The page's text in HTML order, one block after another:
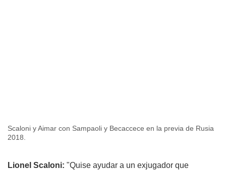
Scaloni y Aimar con Sampaoli y Becaccece en la previa de Rusia
2018.
Lionel Scaloni: "Quise ayudar a un exjugador que